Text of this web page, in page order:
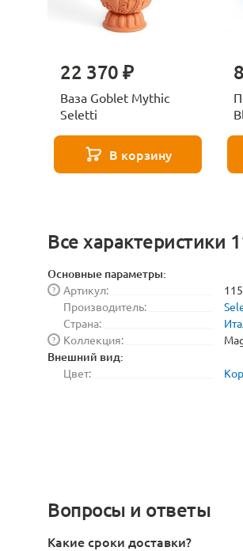
22 370 ₽
Ваза Goblet Mythic
Seletti
В корзину
Все характеристики
Основные параметры:
Артикул:
?
Производитель:
Страна:
Коллекция:
?
Внешний вид:
Цвет:
Вопросы и ответы
Какие сроки доставки?